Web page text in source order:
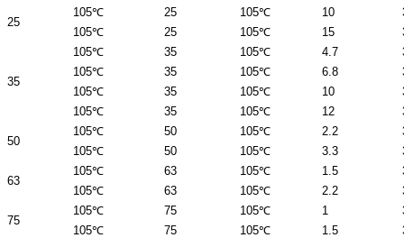
25
105℃ 25 105℃ 10
105℃
25 105℃ 15
35
105℃ 35 105℃ 4.7
105℃
35 105℃ 6.8
105℃
35 105℃ 10
105℃
35 105℃ 12
50
105℃ 50 105℃ 2.2
105℃
50 105℃ 3.3
63
105℃ 63 105℃ 1.5
105℃
63 105℃ 2.2
75
105℃ 75 105℃ 1
105℃
75 105℃ 1.5